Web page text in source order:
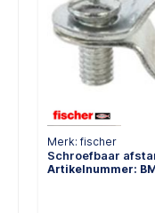
Merk: fischer
Schroefbaar
Artikelnummer: